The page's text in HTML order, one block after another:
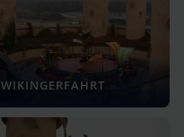
WIKINGERFAHRT